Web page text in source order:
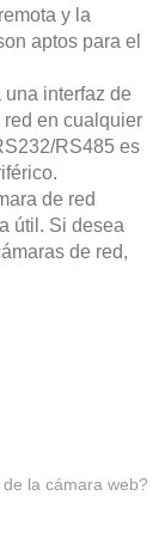
y la
aptos para el
interfaz de
red en cualquier
RS485 es
de red
útil. Si desea
de red,
la cámara web?